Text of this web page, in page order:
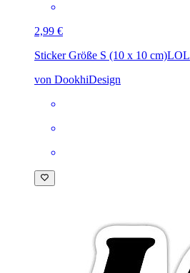
2,99 €
Sticker Größe S (10 x 10 cm)LOL
von DookhiDesign